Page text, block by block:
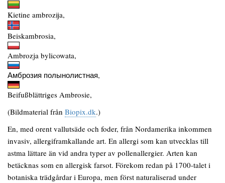
Kietine ambrozija,
Beiskambrosia,
Ambrozja bylicowata,
Амброзия полынолистная,
Beifußblättriges Ambrosie,
(Bildmaterial från Biopix.dk.)
En, med orent vallutsäde och foder, från Nordamerika inkommen
invasiv, allergiframkallande art. En allergi som kan utvecklas till
astma lättare än vid andra typer av pollenallergier. Arten kan
betäcknas som en allergisk farsot. Förekom redan på 1700-talet i
botaniska trädgårdar i Europa, men först naturaliserad under